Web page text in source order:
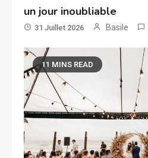
un jour inoubliable
31 Juillet 2026 Basile
11 MINS READ